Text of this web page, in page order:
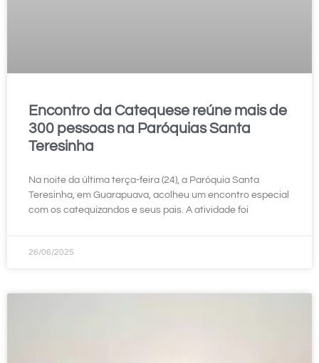
Encontro da Catequese reúne mais de
300 pessoas na Paróquias Santa
Teresinha
Na noite da última terça-feira (24), a Paróquia Santa
Teresinha, em Guarapuava, acolheu um encontro especial
com os catequizandos e seus pais. A atividade foi
26/06/2025